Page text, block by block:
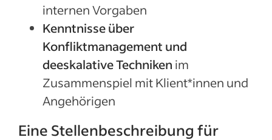
internen Vorgaben
Kenntnisse über
Konfliktmanagement und
deeskalative Techniken im
Zusammenspiel mit Klient*innen und
Angehörigen
Eine Stellenbeschreibung für